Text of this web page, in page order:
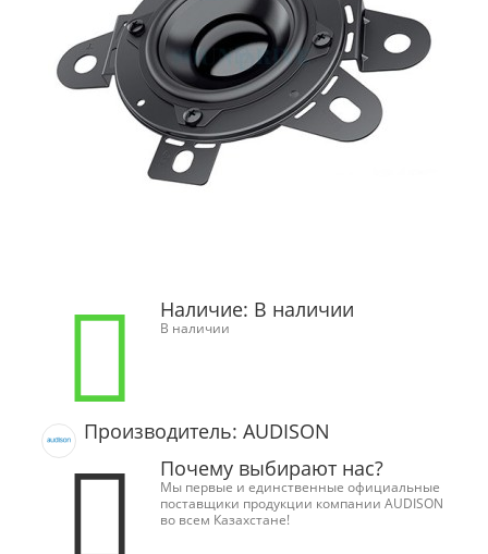
Наличие: В наличии
В наличии
Производитель: AUDISON
Почему выбирают нас?
Мы первые и единственные официальные
поставщики продукции компании AUDISON
во всем Казахстане!